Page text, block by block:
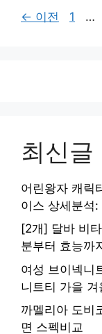
← 이전
페
1 …
최신글
어린왕자 캐릭
이스 상세분석
[2개] 달바 비
분부터 효능까
여성 브이넥니
니트티 가을
까멜리아 도비
면 스펙비교